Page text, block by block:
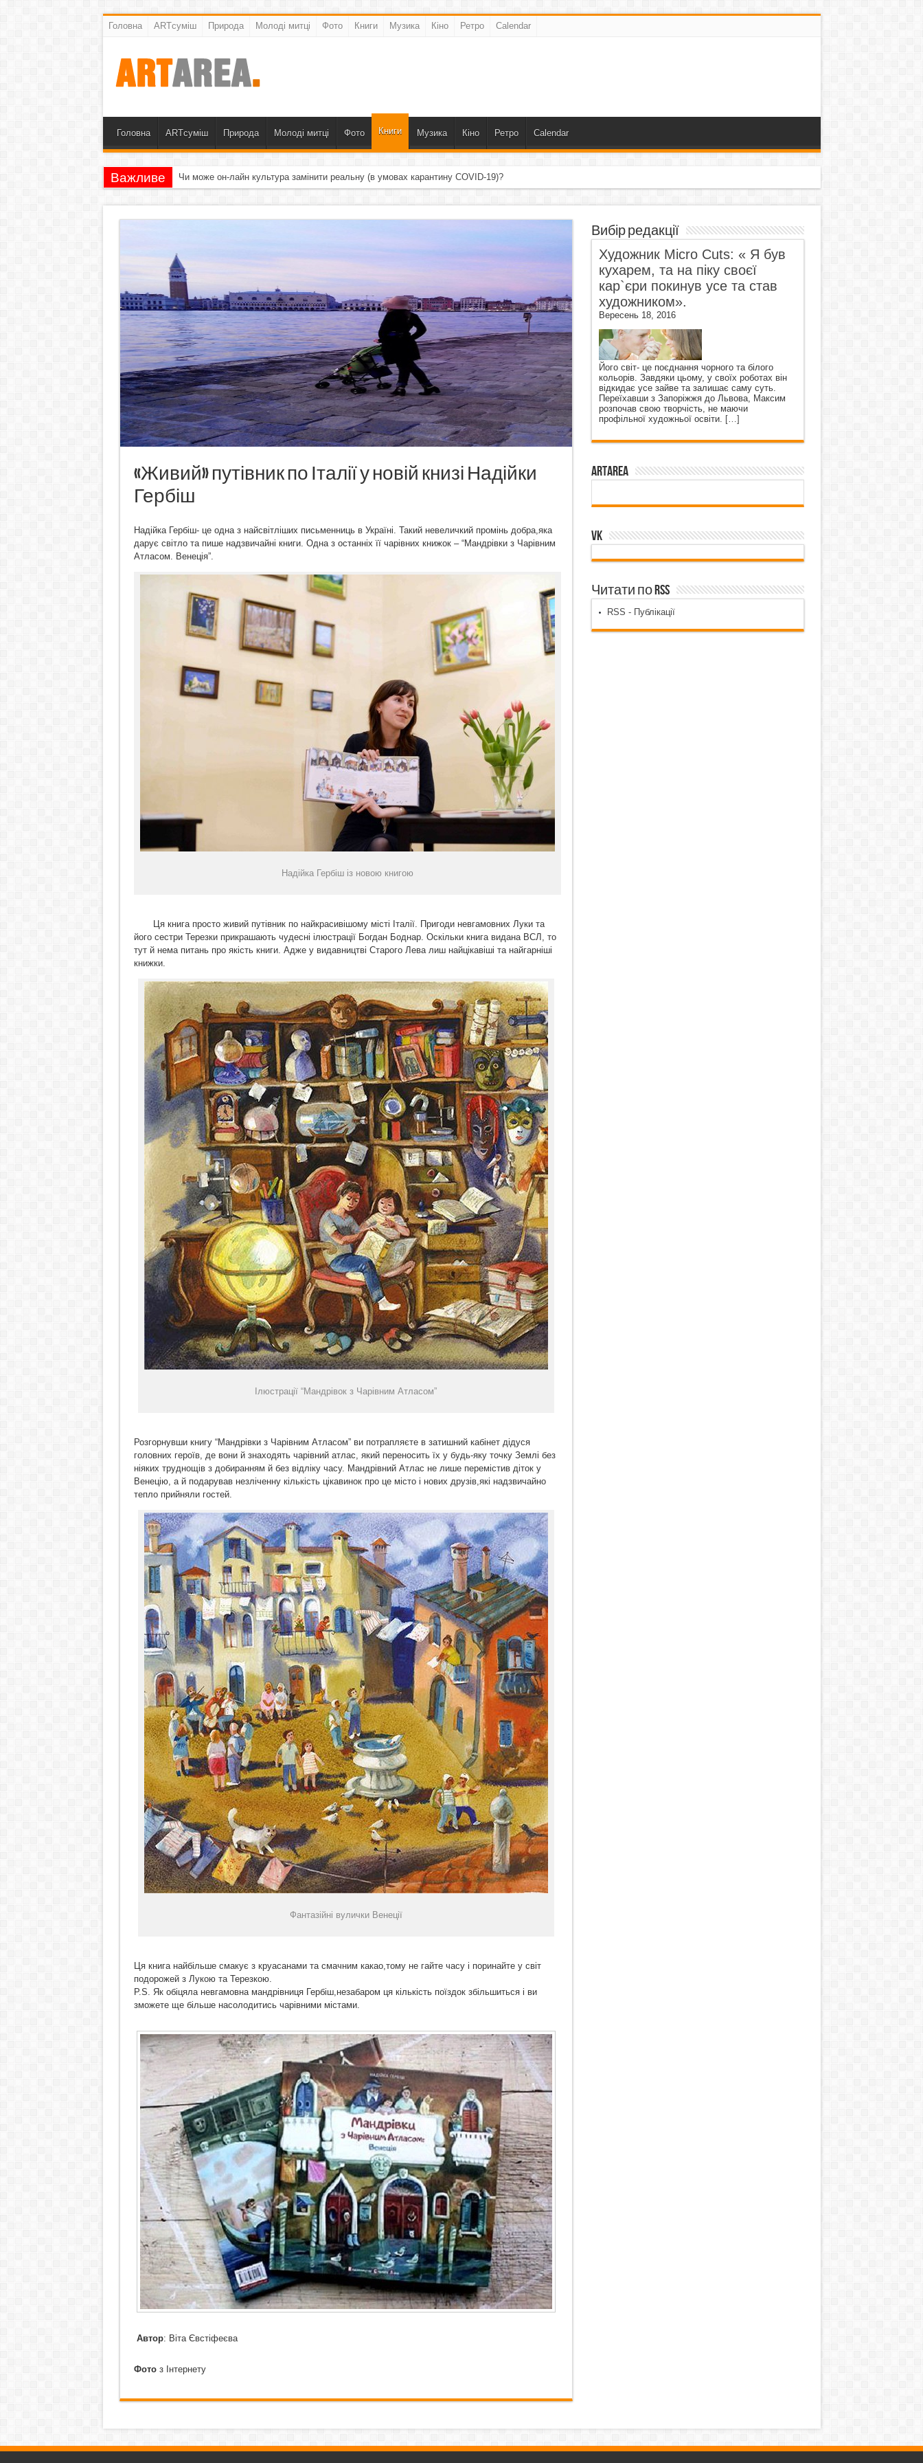
Головна ARTсуміш Природа Молоді митці Фото Книги Музика Кіно Ретро Calendar
Головна ARTсуміш Природа Молоді митці Фото Книги Музика Кіно Ретро Calendar
Важливе Чи може он-лайн культура замінити реальну (в умовах карантину COVID-19)?
«Живий» путівник по Італії у новій книзі Надійки
Гербіш
Надійка Гербіш- це одна з найсвітліших письменниць в Україні. Такий невеличкий промінь добра,яка
дарує світло та пише надзвичайні книги. Одна з останніх її чарівних книжок – “Мандрівки з Чарівним
Атласом. Венеція”.
Надійка Гербіш із новою книгою
Ця книга просто живий путівник по найкрасивішому місті Італії. Пригоди невгамовних Луки та
його сестри Терезки прикрашають чудесні ілюстрації Богдан Боднар. Оскільки книга видана ВСЛ, то
тут й нема питань про якість книги. Адже у видавництві Старого Лева лиш найцікавіші та найгарніші
книжки.
Ілюстрації “Мандрівок з Чарівним Атласом”
Розгорнувши книгу “Мандрівки з Чарівним Атласом” ви потрапляєте в затишний кабінет дідуся
головних героїв, де вони й знаходять чарівний атлас, який переносить їх у будь-яку точку Землі без
ніяких труднощів з добиранням й без відліку часу. Мандрівний Атлас не лише перемістив діток у
Венецію, а й подарував незліченну кількість цікавинок про це місто і нових друзів,які надзвичайно
тепло прийняли гостей.
Фантазійні вулички Венеції
Ця книга найбільше смакує з круасанами та смачним какао,тому не гайте часу і поринайте у світ
подорожей з Лукою та Терезкою.
P.S. Як обіцяла невгамовна мандрівниця Гербіш,незабаром ця кількість поїздок збільшиться і ви
зможете ще більше насолодитись чарівними містами.
Автор: Віта Євстіфеєва
Фотоз Інтернету
Вибір редакції
Художник Micro Cuts: « Я був
кухарем, та на піку своєї
кар`єри покинув усе та став
художником».
Вересень 18, 2016
Його світ- це поєднання чорного та білого
кольорів. Завдяки цьому, у своїх роботах він
відкидає усе зайве та залишає саму суть.
Переїхавши з Запоріжжя до Львова, Максим
розпочав свою творчість, не маючи
профільної художньої освіти. […]
ArtArea
VK
Читати по RSS
RSS - Публікації